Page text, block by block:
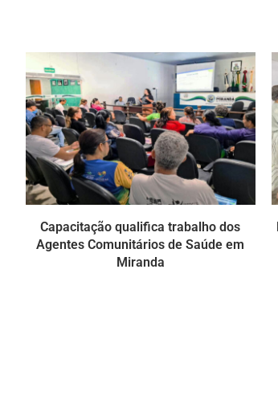
Capacitação qualifica trabalho dos
Agentes Comunitários de Saúde em
Miranda